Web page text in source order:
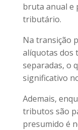
bruta anual e
tributário.
Na transição
alíquotas dos
separadas, o
significativo
Ademais,
tributos são
presumido é